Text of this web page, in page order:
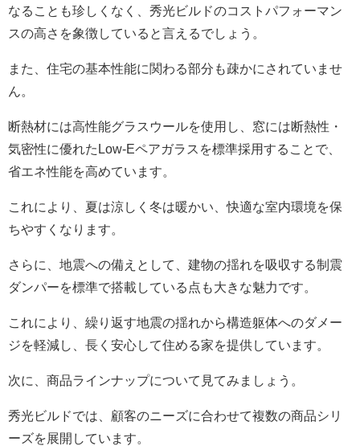
なることも珍しくなく、秀光ビルドのコストパフォーマン
スの高さを象徴していると言えるでしょう。
また、住宅の基本性能に関わる部分も疎かにされていませ
ん。
断熱材には高性能グラスウールを使用し、窓には断熱性・
気密性に優れたLow-Eペアガラスを標準採用することで、
省エネ性能を高めています。
これにより、夏は涼しく冬は暖かい、快適な室内環境を保
ちやすくなります。
さらに、地震への備えとして、建物の揺れを吸収する制震
ダンパーを標準で搭載している点も大きな魅力です。
これにより、繰り返す地震の揺れから構造躯体へのダメー
ジを軽減し、長く安心して住める家を提供しています。
次に、商品ラインナップについて見てみましょう。
秀光ビルドでは、顧客のニーズに合わせて複数の商品シリ
ーズを展開しています。